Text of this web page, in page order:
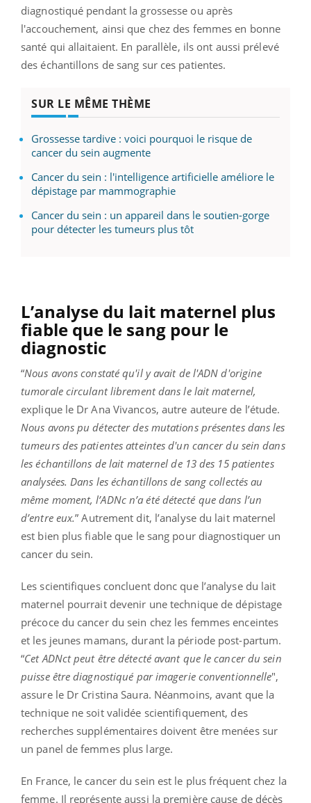
diagnostiqué pendant la grossesse ou après
l'accouchement, ainsi que chez des femmes en bonne
santé qui allaitaient. En parallèle, ils ont aussi prélevé
des échantillons de sang sur ces patientes.
SUR LE MÊME THÈME
Grossesse tardive : voici pourquoi le risque de
cancer du sein augmente
Cancer du sein : l'intelligence artificielle améliore le
dépistage par mammographie
Cancer du sein : un appareil dans le soutien-gorge
pour détecter les tumeurs plus tôt
L’analyse du lait maternel plus
fiable que le sang pour le
diagnostic
“Nous avons constaté qu'il y avait de l'ADN d'origine
tumorale circulant librement dans le lait maternel,
explique le Dr Ana Vivancos, autre auteure de l’étude.
Nous avons pu détecter des mutations présentes dans les
tumeurs des patientes atteintes d'un cancer du sein dans
les échantillons de lait maternel de 13 des 15 patientes
analysées. Dans les échantillons de sang collectés au
même moment, l’ADNc n’a été détecté que dans l’un
d’entre eux.” Autrement dit, l’analyse du lait maternel
est bien plus fiable que le sang pour diagnostiquer un
cancer du sein.
Les scientifiques concluent donc que l’analyse du lait
maternel pourrait devenir une technique de dépistage
précoce du cancer du sein chez les femmes enceintes
et les jeunes mamans, durant la période post-partum.
“Cet ADNct peut être détecté avant que le cancer du sein
puisse être diagnostiqué par imagerie conventionnelle",
assure le Dr Cristina Saura. Néanmoins, avant que la
technique ne soit validée scientifiquement, des
recherches supplémentaires doivent être menées sur
un panel de femmes plus large.
En France, le cancer du sein est le plus fréquent chez la
femme. Il représente aussi la première cause de décès